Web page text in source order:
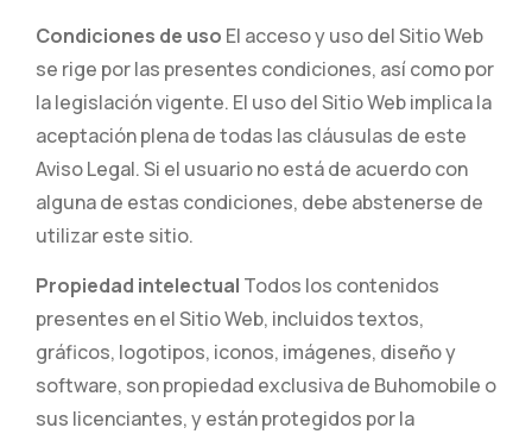
Condiciones de uso El acceso y uso del Sitio Web
se rige por las presentes condiciones, así como por
la legislación vigente. El uso del Sitio Web implica la
aceptación plena de todas las cláusulas de este
Aviso Legal. Si el usuario no está de acuerdo con
alguna de estas condiciones, debe abstenerse de
utilizar este sitio.
Propiedad intelectual Todos los contenidos
presentes en el Sitio Web, incluidos textos,
gráficos, logotipos, iconos, imágenes, diseño y
software, son propiedad exclusiva de Buhomobile o
sus licenciantes, y están protegidos por la